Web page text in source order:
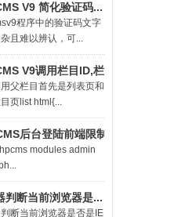
V9 简化验证码...
程序中的验证码文字
且难以辨认，可...
V9调用栏目ID,栏...
父栏目首先是列表页和
页list html{...
后台登陆前端限制...
modules admin
判断当前浏览器是...
断当前浏览器是否是IE